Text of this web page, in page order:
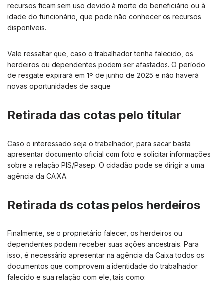
recursos ficam sem uso devido à morte do beneficiário ou à
idade do funcionário, que pode não conhecer os recursos
disponíveis.
Vale ressaltar que, caso o trabalhador tenha falecido, os
herdeiros ou dependentes podem ser afastados. O período
de resgate expirará em 1º de junho de 2025 e não haverá
novas oportunidades de saque.
Retirada das cotas pelo titular
Caso o interessado seja o trabalhador, para sacar basta
apresentar documento oficial com foto e solicitar informações
sobre a relação PIS/Pasep. O cidadão pode se dirigir a uma
agência da CAIXA.
Retirada ds cotas pelos herdeiros
Finalmente, se o proprietário falecer, os herdeiros ou
dependentes podem receber suas ações ancestrais. Para
isso, é necessário apresentar na agência da Caixa todos os
documentos que comprovem a identidade do trabalhador
falecido e sua relação com ele, tais como: